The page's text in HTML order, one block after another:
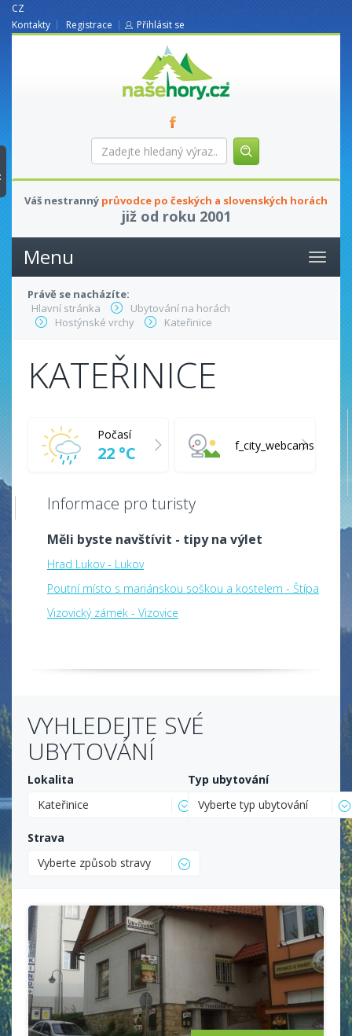
CZ
Kontakty
Registrace Přihlásit se
nasehory.cz
Zadejte
hledaný
Váš nestranný průvodce po českých a slovenských horách
již od roku 2001
Menu
Právě se nacházíte:
Hlavní stránka
Ubytování na horách
Hostýnské vrchy
Kateřinice
KATEŘINICE
Počasí
22 °C f_city_webcams
Informace pro turisty
Měli byste navštívit - tipy na výlet
Hrad Lukov - Lukov
Poutní místo s mariánskou soškou a kostelem - Štípa
Vizovický zámek - Vizovice
VYHLEDEJTE SVÉ
UBYTOVÁNÍ
Lokalita
Kateřinice
Typ ubytování
Vyberte typ ubytování
Strava
Vyberte způsob stravy